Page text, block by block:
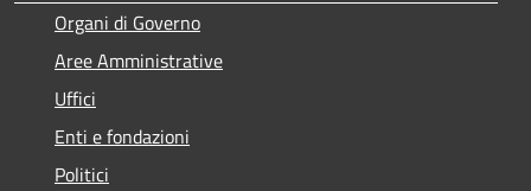
Organi di Governo
Aree Amministrative
Uffici
Enti e fondazioni
Politici